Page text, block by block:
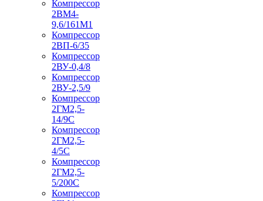
Компрессор
2ВМ4-
9,6/161М1
Компрессор
2ВП-6/35
Компрессор
2ВУ-0,4/8
Компрессор
2ВУ-2,5/9
Компрессор
2ГМ2,5-
14/9С
Компрессор
2ГМ2,5-
4/5С
Компрессор
2ГМ2,5-
5/200С
Компрессор